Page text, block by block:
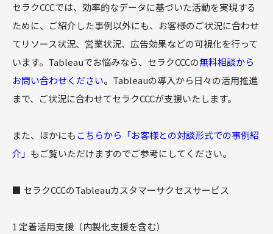
セラクCCCでは、効率的なデータに基づいた活動を実現する
ために、ご紹介した事例以外にも、お客様のご状況に合わせ
てリソース状況、営業状況、広告効果などの可視化を行って
います。Tableauでお悩みなら、セラクCCCの無料相談から
お問い合わせください。Tableauの導入から日々の活用推進
まで、ご状況に合わせてセラクCCCが支援いたします。
また、ほかにもこちらから「お客様との対談形式での事例紹
介」 もご覧いただけますのでご参考にしてください。
■ セラクCCCのTableauカスタマーサクセスサービス
1 定着活用支援（内製化支援を含む）